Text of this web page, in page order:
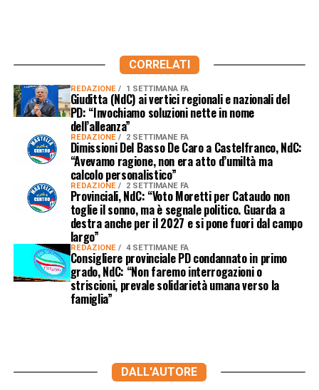
CORRELATI
REDAZIONE 1 SETTIMANA FA
Giuditta (NdC) ai vertici regionali e nazionali del
PD: “Invochiamo soluzioni nette in nome
dell’alleanza”
REDAZIONE 2 SETTIMANE FA
Dimissioni Del Basso De Caro a Castelfranco, NdC:
“Avevamo ragione, non era atto d’umiltà ma
calcolo personalistico”
REDAZIONE 2 SETTIMANE FA
Provinciali, NdC: “Voto Moretti per Cataudo non
toglie il sonno, ma è segnale politico. Guarda a
destra anche per il 2027 e si pone fuori dal campo
largo”
REDAZIONE 4 SETTIMANE FA
Consigliere provinciale PD condannato in primo
grado, NdC: “Non faremo interrogazioni o
striscioni, prevale solidarietà umana verso la
famiglia”
DALL'AUTORE